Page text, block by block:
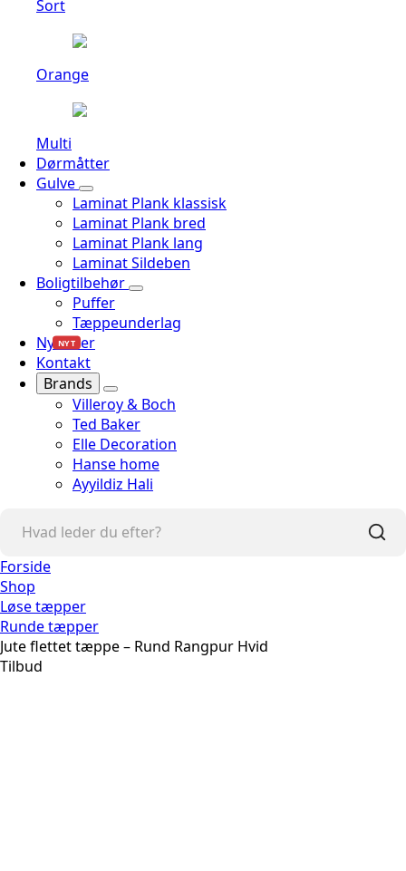
Sort
Orange
Multi
Dørmåtter
Gulve
Laminat Plank klassisk
Laminat Plank bred
Laminat Plank lang
Laminat Sildeben
Boligtilbehør
Puffer
Tæppeunderlag
Nyheder
NYT
Kontakt
Brands
Villeroy & Boch
Ted Baker
Elle Decoration
Hanse home
Ayyildiz Hali
Forside
Shop
Løse tæpper
Runde tæpper
Jute flettet tæppe – Rund Rangpur Hvid
Tilbud